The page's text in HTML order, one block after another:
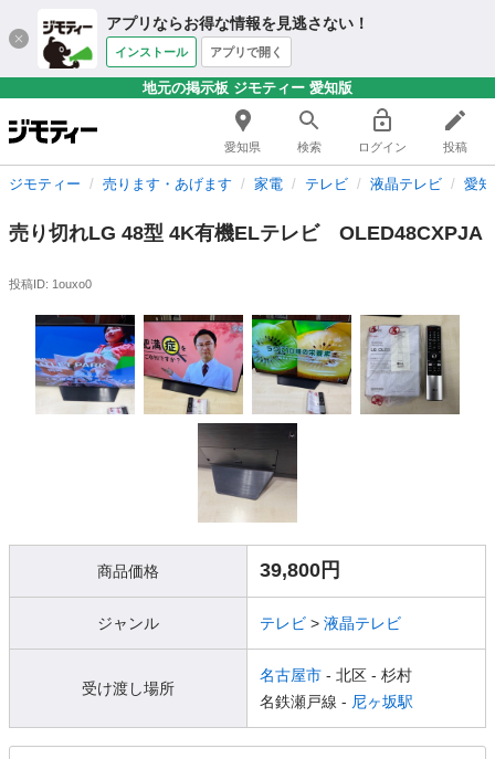
アプリならお得な情報を見逃さない！
インストール アプリで開く
地元の掲示板 ジモティー 愛知版
愛知県 検索 ログイン 投稿
ジモティー 売ります・あげます 家電 テレビ 液晶テレビ 愛
売り切れLG 48型 4K有機ELテレビ OLED48CXPJA
投稿ID: 1ouxo0
商品価格 39,800円
ジャンル テレビ > 液晶テレビ
受け渡し場所
名古屋市 - 北区 - 杉村
名鉄瀬戸線 - 尼ヶ坂駅